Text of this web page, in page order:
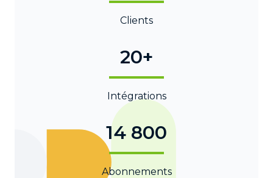
Clients
20+
Intégrations
14 800
Abonnements